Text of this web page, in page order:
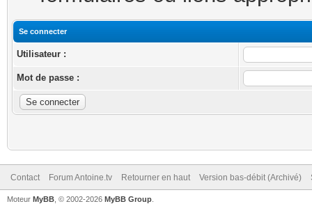
Se connecter
Utilisateur :
Mot de passe :
Contact Forum Antoine.tv Retourner en haut Version bas-débit (Archivé)
Moteur MyBB , © 2002-2026 MyBB Group